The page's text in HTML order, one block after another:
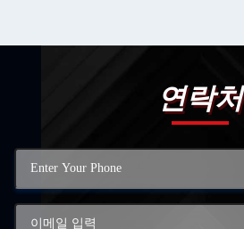
연락처